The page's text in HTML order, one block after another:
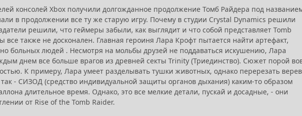
консолей Xbox получили долгожданное продолжение Томб Райдера под
в продолжении все ту же старую игру. Почему в студии Crystal Dynamics решили
решили, что геймеры забыли, как выглядит и что собой представляет Tomb
также не досконален. Главная героиня Лара Крофт пытается найти артефакт,
больных людей . Несмотря на мольбы друзей не поддаваться искушению, Лара
днем все больше врагов из древней секты Trinity (Триединство). Сюжет порой
К примеру, Лара умеет разделывать тушки животных, однако перерезать
- СИЗОД (средство индивидуальной защиты органов дыхания) каким-то образом
длительное время. Однако, это все мелкие детали, пускай и досадные, - они
от Rise of the Tomb Raider.